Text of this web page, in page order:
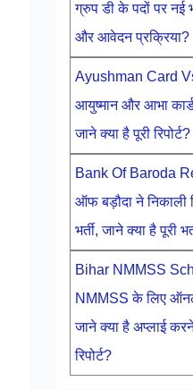
ग्रुप डी के पदों पर नई
और आवेदन प्रक्रिया?
Ayushman Card
आयुष्मान और आभा
जाने क्या है पूरी रिपोर्ट?
Bank Of Baroda
ऑफ बड़ौदा ने निकाली
भर्ती, जाने क्या है पूरी
Bihar NMMSS
NMMSS के लिए
जाने क्या है अप्लाई
रिपोर्ट?